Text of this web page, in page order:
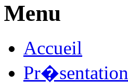
Menu
Accueil
Pr�sentation